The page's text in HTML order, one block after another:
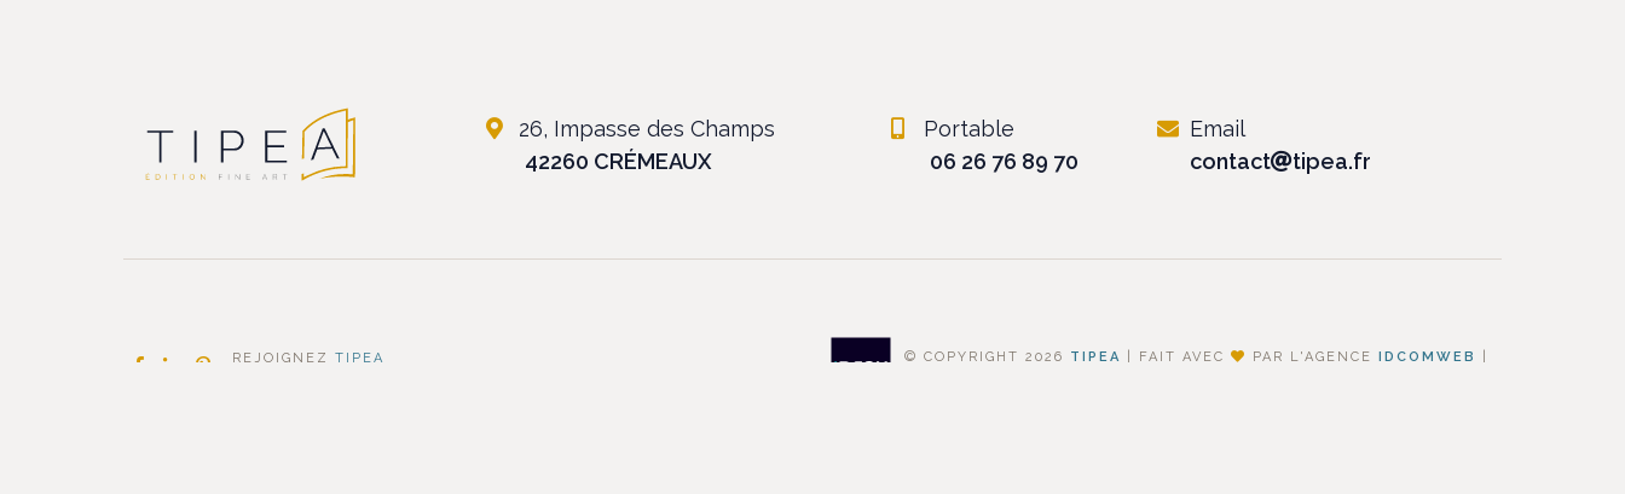
26, Impasse des Champs
42260 CRÉMEAUX
Portable
06 26 76 89 70
Email
contact
tipea.fr
REJOIGNEZTIPEA
© COPYRIGHT 2026 TIPEA FAIT AVEC PAR L'AGENCE IDCOMWEB